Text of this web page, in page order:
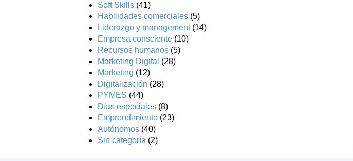
Soft Skills (41)
Habilidades comerciales (5)
Liderazgo y management(14)
Empresa consciente (10)
Recursos humanos (5)
Marketing Digital (28)
Marketing (12)
Digitalización (28)
PYMES (44)
Días especiales (8)
Emprendimiento (23)
Autónomos (40)
Sin categoría (2)